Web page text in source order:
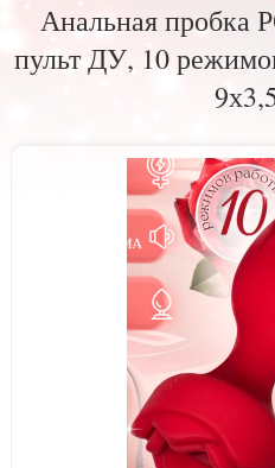
Анальная пробка
пульт ДУ, 10